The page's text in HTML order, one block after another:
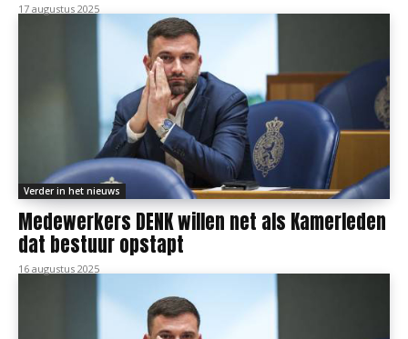
17 augustus 2025
Verder in het nieuws
Medewerkers DENK willen net als Kamerleden
dat bestuur opstapt
16 augustus 2025